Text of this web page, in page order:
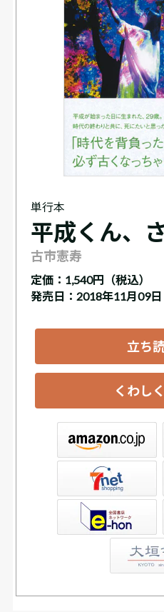
単行本
平成くん、
古市憲寿
定価： 1,540円（税込）
発売日：2018年11月09日
立ち
くわし
書店ウェブストア